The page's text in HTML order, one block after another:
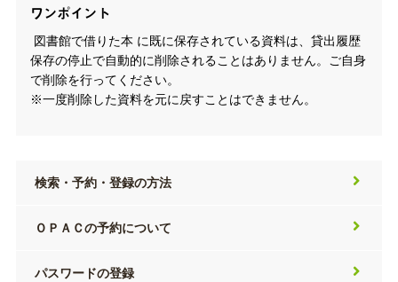
ワンポイント
図書館で借りた本 に既に保存されている資料は、貸出履歴
保存の停止で自動的に削除されることはありません。ご自身
で削除を行ってください。
※一度削除した資料を元に戻すことはできません。
検索・予約・登録の方法
ＯＰＡＣの予約について
パスワードの登録